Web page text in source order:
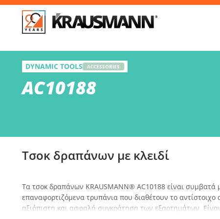
AC10188
Τσοκ δραπάνων με κλειδί
DYNAMIC TOOLS ACCESSORIES
AC10188
Τσοκ δραπάνων με κλειδί
Τα τσοκ δραπάνων KRAUSMANN® AC10188 είναι συμβατά
επαναφορτιζόμενα τρυπάνια που διαθέτουν το
αξιόπιστη και ασφαλή συγκράτηση των εξαρτημάτων.